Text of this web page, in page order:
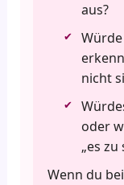
aus?
nicht
oder
„es
Wenn du